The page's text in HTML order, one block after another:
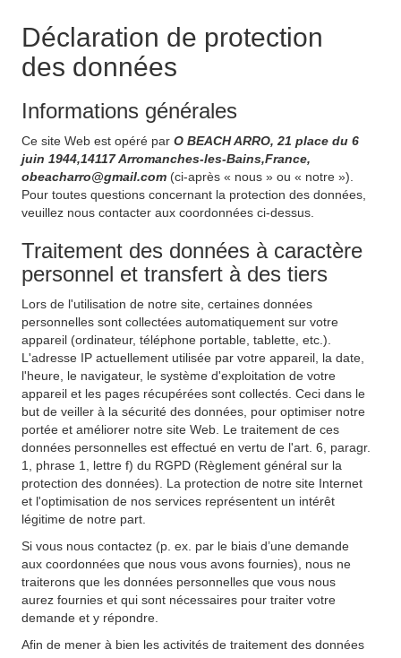
Déclaration de protection
des données
Informations générales
Ce site Web est opéré par O BEACH ARRO, 21 place du 6
juin 1944,14117 Arromanches-les-Bains,France,
obeacharro@gmail.com (ci-après « nous » ou « notre »).
Pour toutes questions concernant la protection des données,
veuillez nous contacter aux coordonnées ci-dessus.
Traitement des données à caractère
personnel et transfert à des tiers
Lors de l'utilisation de notre site, certaines données
personnelles sont collectées automatiquement sur votre
appareil (ordinateur, téléphone portable, tablette, etc.).
L'adresse IP actuellement utilisée par votre appareil, la date,
l'heure, le navigateur, le système d'exploitation de votre
appareil et les pages récupérées sont collectés. Ceci dans le
but de veiller à la sécurité des données, pour optimiser notre
portée et améliorer notre site Web. Le traitement de ces
données personnelles est effectué en vertu de l'art. 6, paragr.
1, phrase 1, lettre f) du RGPD (Règlement général sur la
protection des données). La protection de notre site Internet
et l'optimisation de nos services représentent un intérêt
légitime de notre part.
Si vous nous contactez (p. ex. par le biais d’une demande
aux coordonnées que nous vous avons fournies), nous ne
traiterons que les données personnelles que vous nous
aurez fournies et qui sont nécessaires pour traiter votre
demande et y répondre.
Afin de mener à bien les activités de traitement des données